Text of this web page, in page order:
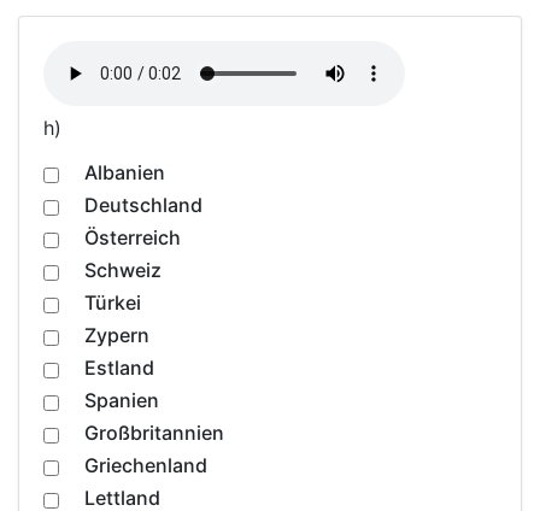
h)
Albanien
Deutschland
Österreich
Schweiz
Türkei
Zypern
Estland
Spanien
Großbritannien
Griechenland
Lettland